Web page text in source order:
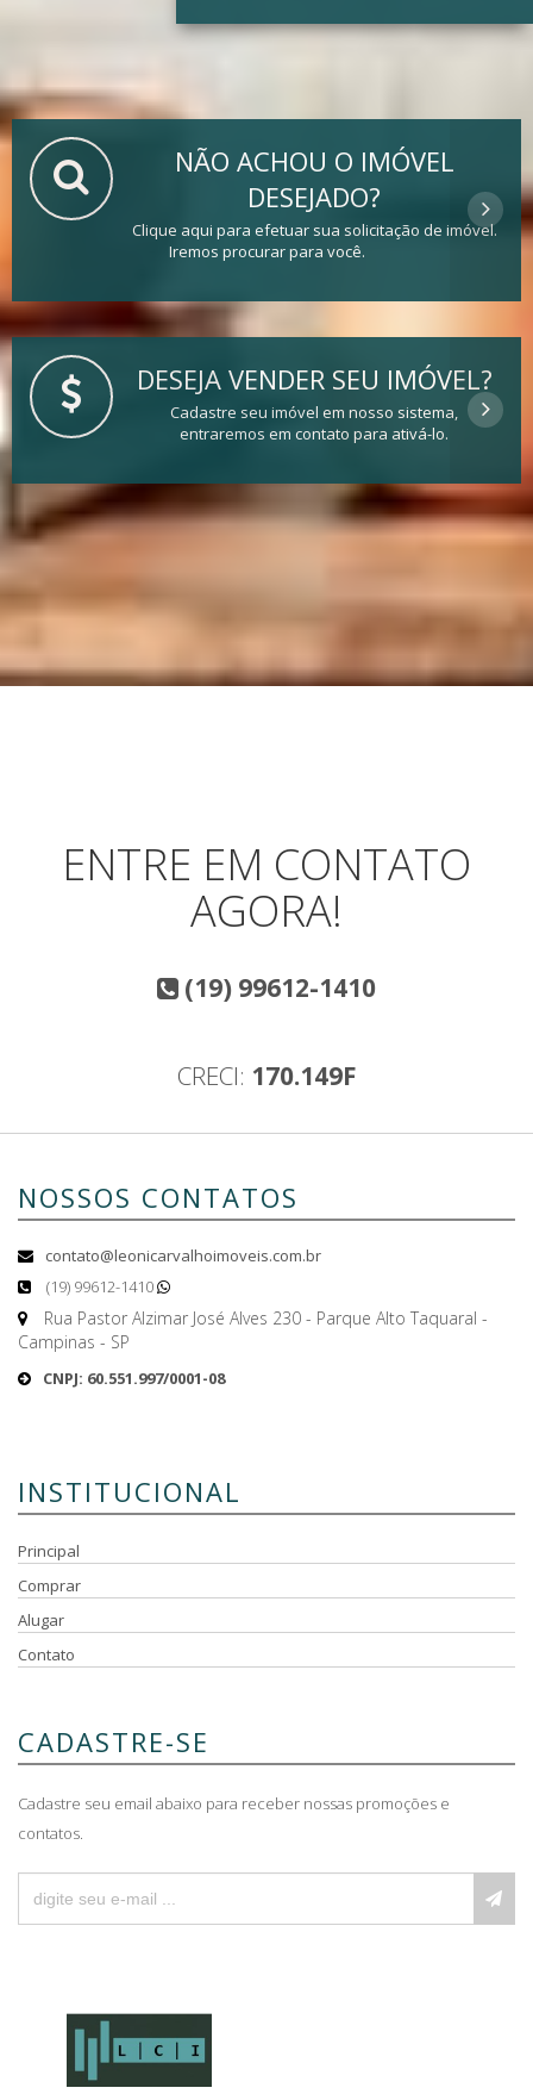
NÃO ACHOU O IMÓVEL
DESEJADO?
Clique aqui para efetuar sua solicitação de imóvel.
Iremos procurar para você.
DESEJA VENDER SEU IMÓVEL?
Cadastre seu imóvel em nosso sistema,
entraremos em contato para ativá-lo.
ENTRE EM CONTATO
AGORA!
(19) 99612-1410
CRECI: 170.149F
NOSSOS CONTATOS
contato@leonicarvalhoimoveis.com.br
(19) 99612-1410
Rua Pastor Alzimar José Alves 230 - Parque Alto Taquaral -
Campinas - SP
CNPJ: 60.551.997/0001-08
INSTITUCIONAL
Principal
Comprar
Alugar
Contato
CADASTRE-SE
Cadastre seu email abaixo para receber nossas promoções e
contatos.